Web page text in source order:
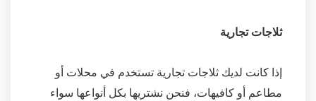
ثلاجات تجارية
إذا كانت لديك ثلاجات تجارية تستخدم في محلات أو
مطاعم أو كافيهات، فنحن نشتريها بكل أنواعها سواء